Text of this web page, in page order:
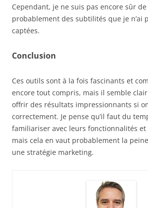
Cependant, je ne suis pas encore sûr
probablement des subtilités que je n’ai
captées.
Conclusion
Ces outils sont à la fois fascinants et
encore tout compris, mais il semble
offrir des résultats impressionnants si
correctement. Je pense qu’il faut du
familiariser avec leurs fonctionnalités
mais cela en vaut probablement la
une stratégie marketing.